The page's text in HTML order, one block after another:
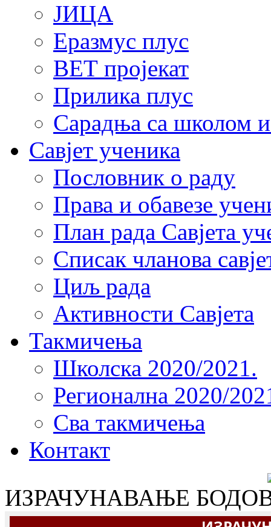
ЈИЦА
Еразмус плус
ВЕТ пројекат
Прилика плус
Сарадња са школом
Савјет ученика
Пословник о раду
Права и обавезе
План рада Савјета
Списак чланова
Циљ рада
Активности Савјета
Такмичења
Школска 2020/2021.
Регионална 2020/
Сва такмичења
Контакт
ИЗРАЧУНАВАЊЕ